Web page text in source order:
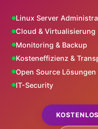
Linux Server
Cloud & Virtualisierung
Monitoring & Backup
Kosteneffizienz &
Open Source Lösungen
IT-Security